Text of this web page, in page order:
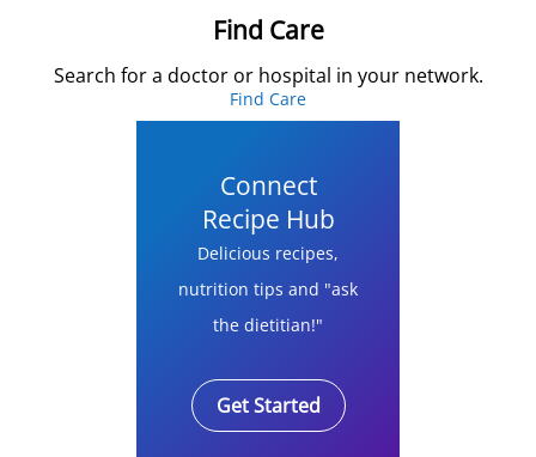
Find Care
Search for a doctor or hospital in your network.
Find Care
Connect
Recipe Hub
Delicious recipes,
nutrition tips and "ask
the dietitian!"
Get Started